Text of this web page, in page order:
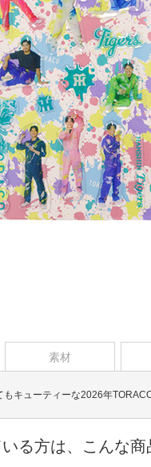
素材
キューティーな2026年
る方は、こんな商